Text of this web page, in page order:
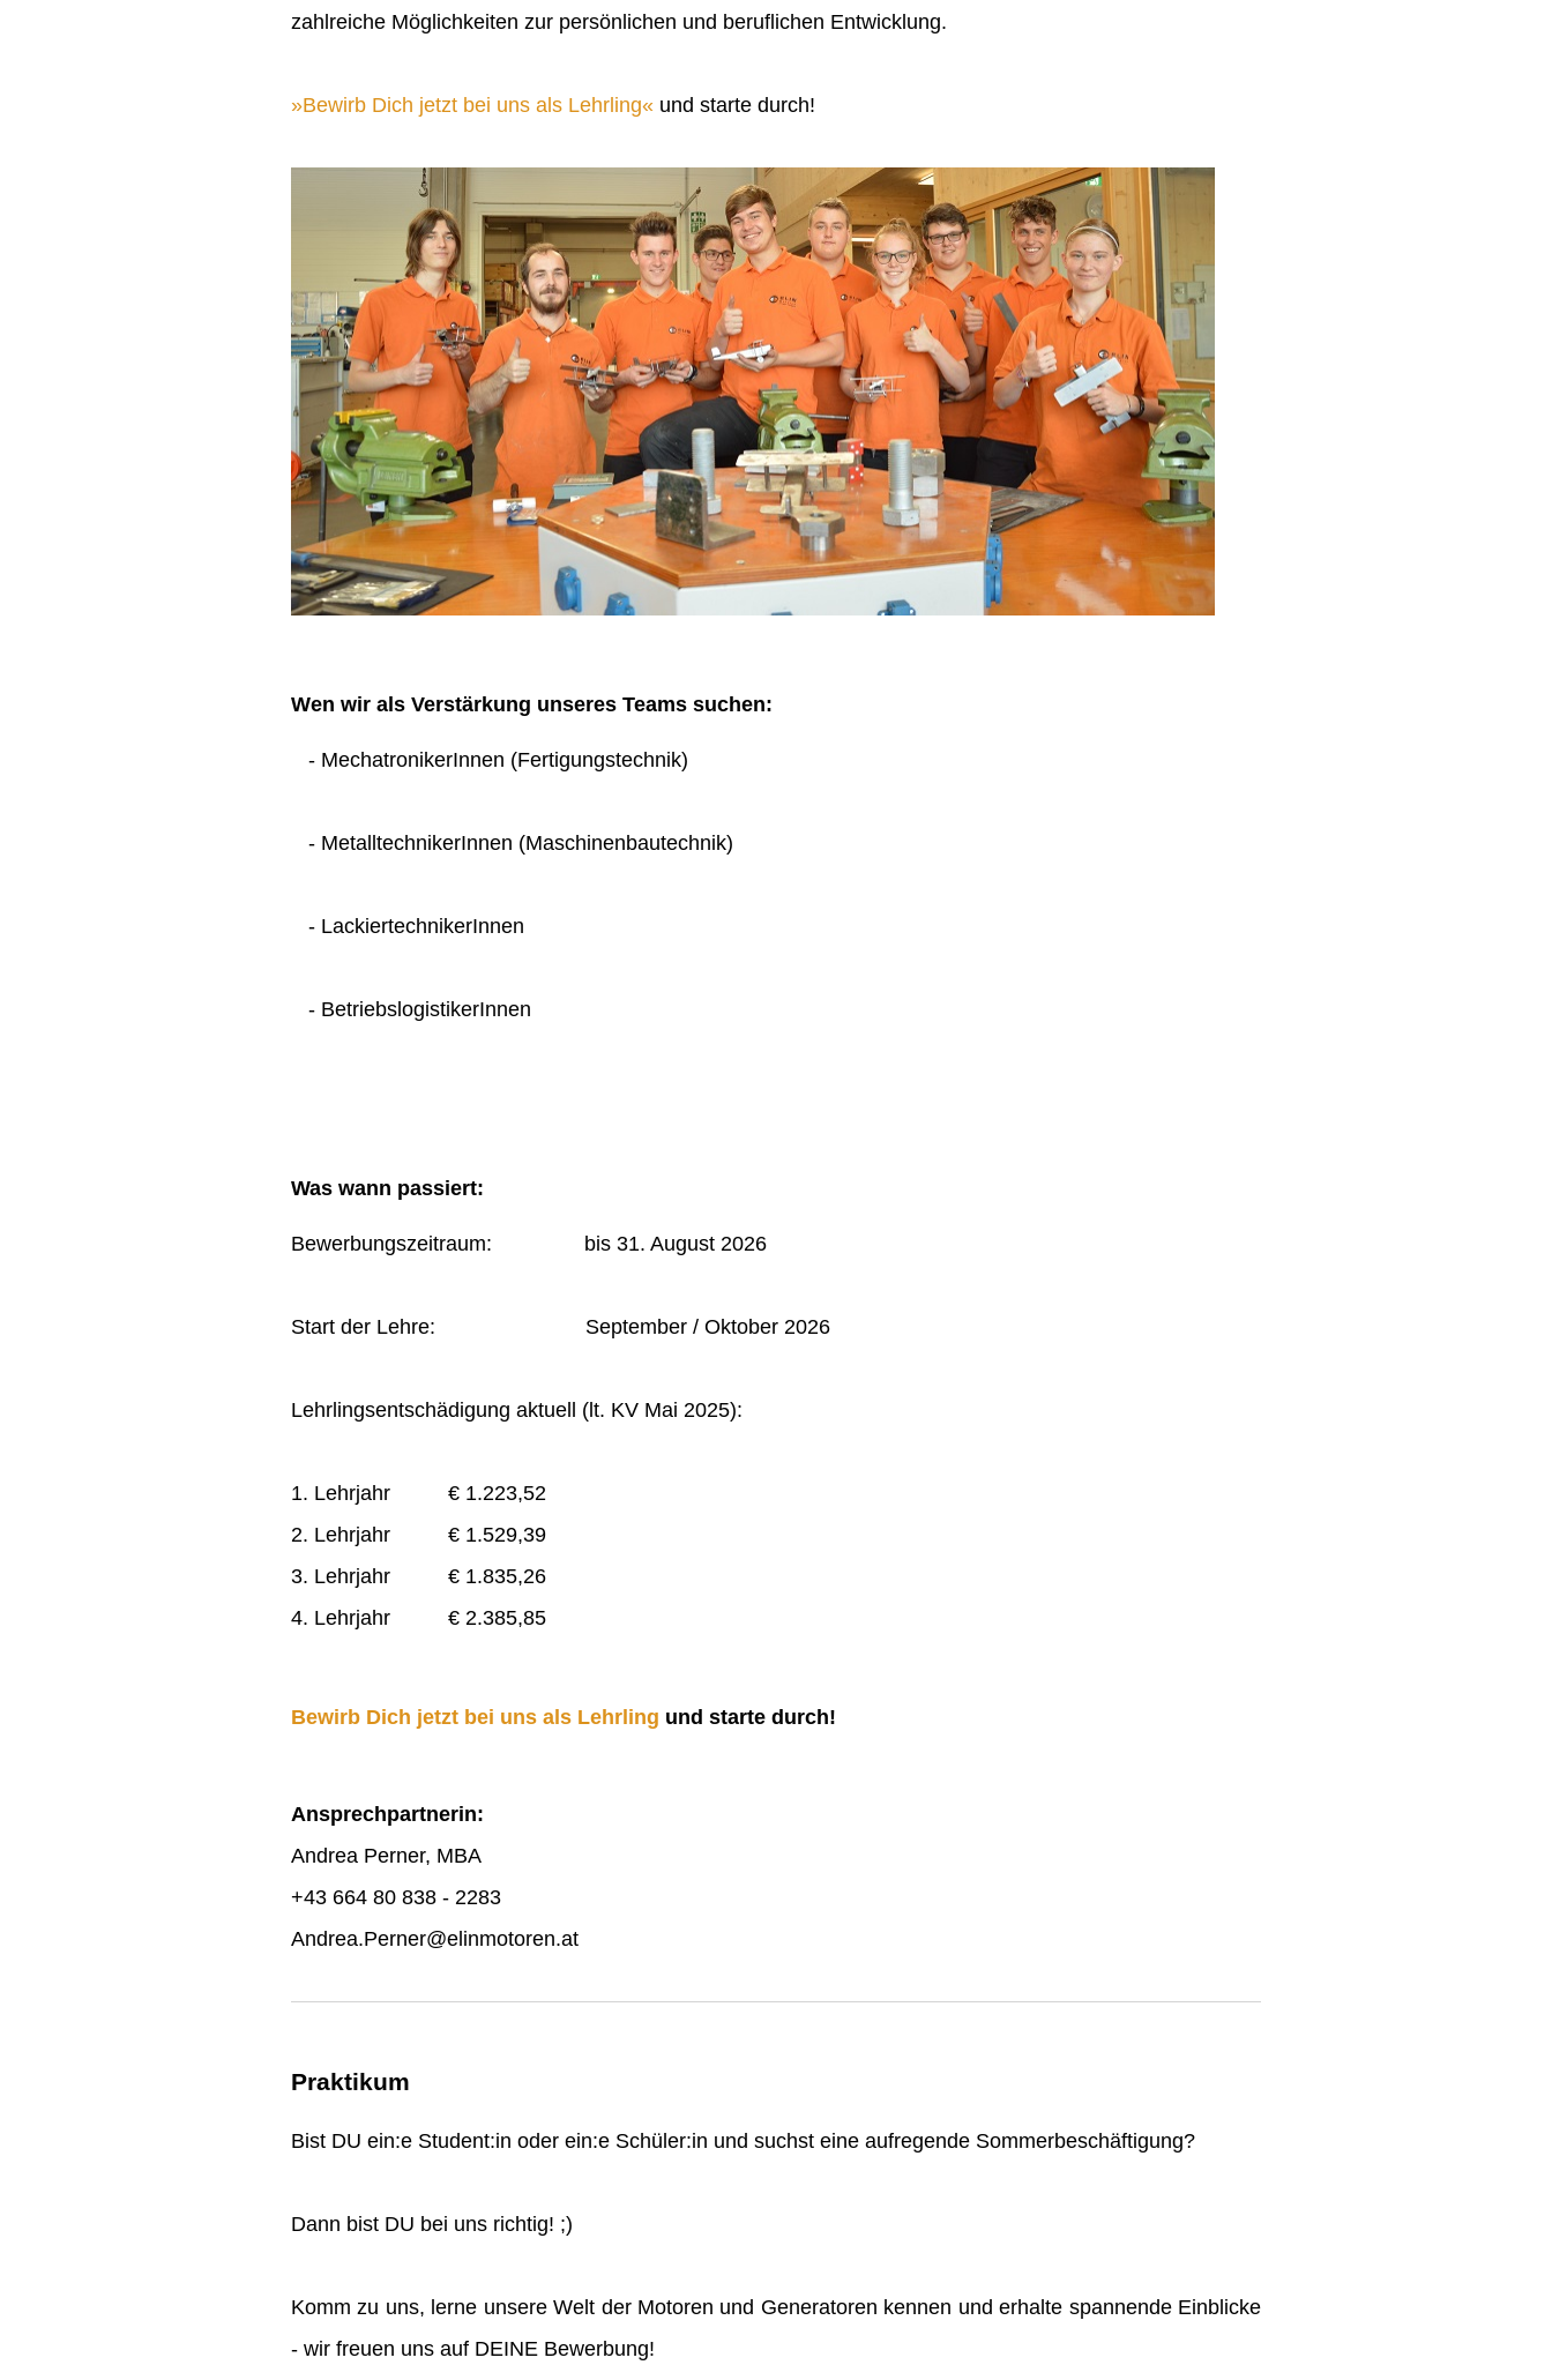
zahlreiche Möglichkeiten zur persönlichen und beruflichen Entwicklung.
Bewirb Dich jetzt bei uns als Lehrling und starte durch!
Wen wir als Verstärkung unseres Teams suchen:
- MechatronikerInnen (Fertigungstechnik)
- MetalltechnikerInnen (Maschinenbautechnik)
- LackiertechnikerInnen
- BetriebslogistikerInnen
Was wann passiert:
Bewerbungszeitraum: bis 31. August 2026
Start der Lehre: September / Oktober 2026
Lehrlingsentschädigung aktuell (lt. KV Mai 2025):
1. Lehrjahr € 1.223,52
2. Lehrjahr € 1.529,39
3. Lehrjahr € 1.835,26
4. Lehrjahr € 2.385,85
Bewirb Dich jetzt bei uns als Lehrling und starte durch!
Ansprechpartnerin:
Andrea Perner, MBA
+43 664 80 838 - 2283
Andrea.Perner@elinmotoren.at
Praktikum
Bist DU ein:e Student:in oder ein:e Schüler:in und suchst eine aufregende Sommerbeschäftigung?
Dann bist DU bei uns richtig! ;)
Komm zu uns, lerne unsere Welt der Motoren und Generatoren kennen und erhalte spannende Einblicke
- wir freuen uns auf DEINE Bewerbung!